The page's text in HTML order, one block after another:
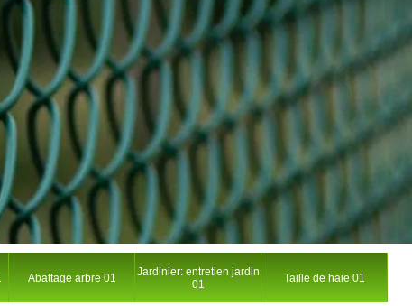
Abattage arbre 01
Jardinier: entretien jardin
01
Taille de haie 01